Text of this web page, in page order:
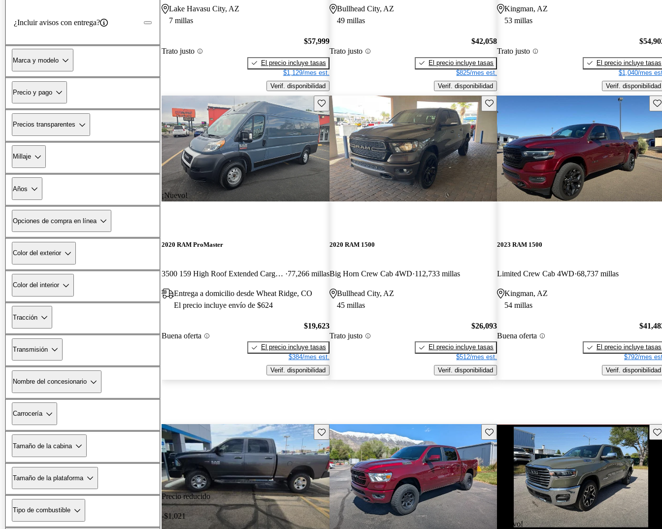
¿Incluir avisos con entrega?
Marca y modelo
Precio y pago
Precios transparentes
Millaje
Años
Opciones de compra en línea
Color del exterior
Color del interior
Tracción
Transmisión
Nombre del concesionario
Carrocería
Tamaño de la cabina
Tamaño de la plataforma
Tipo de combustible
Lake Havasu City, AZ
7 millas
Trato justo
$57,999
El precio incluye tasas
$1,129/mes est.
Verif. disponibilidad
Bullhead City, AZ
49 millas
Trato justo
$42,058
El precio incluye tasas
$825/mes est.
Verif. disponibilidad
Kingman, AZ
53 millas
Trato justo
El precio incluye tasas
$1,040/mes
Verif. disponibilidad
¡Nuevo!
Guarda este Aviso
2020 RAM ProMaster
3500 159 High Roof Extended Cargo Van FWD 77,266 millas
Entrega a domicilio desde Wheat Ridge, CO
El precio incluye envío de $624
Buena oferta
$19,623
El precio incluye tasas
$384/mes est.
Verif. disponibilidad
Guarda este Aviso
2020 RAM 1500
Big Horn Crew Cab 4WD 112,733 millas
Bullhead City, AZ
45 millas
Trato justo
$26,093
El precio incluye tasas
$512/mes est.
Verif. disponibilidad
2023 RAM 1500
Limited Crew Cab 4WD 68,737 millas
Kingman, AZ
54 millas
Buena oferta
El precio incluye tasas
$792/mes
Verif. disponibilidad
Precio reducido
-$1,021
Guarda este Aviso Guarda este Aviso
¡Nuevo!